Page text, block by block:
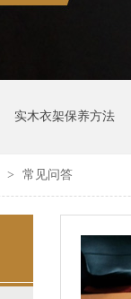
实木衣架保养方法
> 常见问答